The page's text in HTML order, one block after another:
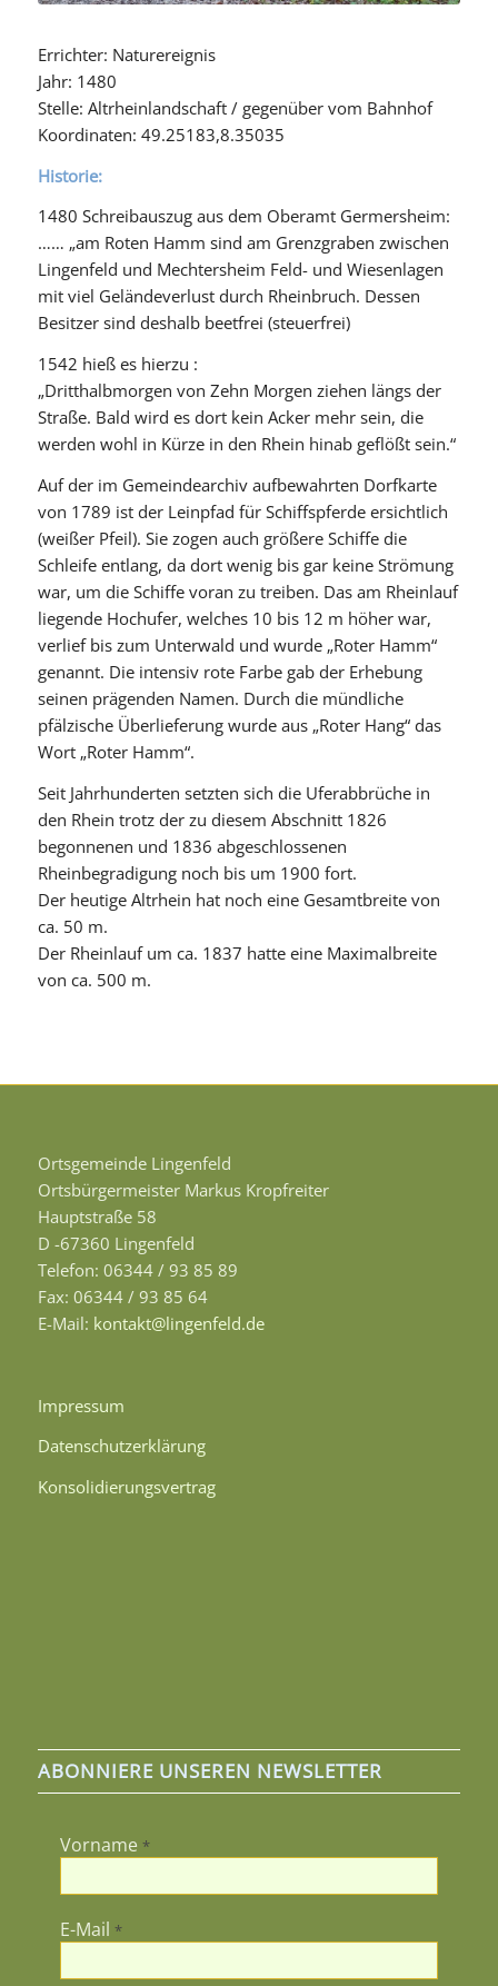
Errichter: Naturereignis
Jahr: 1480
Stelle: Altrheinlandschaft / gegenüber vom Bahnhof
Koordinaten: 49.25183,8.35035
Historie:
1480 Schreibauszug aus dem Oberamt Germersheim:
…… „am Roten Hamm sind am Grenzgraben zwischen
Lingenfeld und Mechtersheim Feld- und Wiesenlagen
mit viel Geländeverlust durch Rheinbruch. Dessen
Besitzer sind deshalb beetfrei (steuerfrei)
1542 hieß es hierzu :
„Dritthalbmorgen von Zehn Morgen ziehen längs der
Straße. Bald wird es dort kein Acker mehr sein, die
werden wohl in Kürze in den Rhein hinab geflößt sein.“
Auf der im Gemeindearchiv aufbewahrten Dorfkarte
von 1789 ist der Leinpfad für Schiffspferde ersichtlich
(weißer Pfeil). Sie zogen auch größere Schiffe die
Schleife entlang, da dort wenig bis gar keine Strömung
war, um die Schiffe voran zu treiben. Das am Rheinlauf
liegende Hochufer, welches 10 bis 12 m höher war,
verlief bis zum Unterwald und wurde „Roter Hamm“
genannt. Die intensiv rote Farbe gab der Erhebung
seinen prägenden Namen. Durch die mündliche
pfälzische Überlieferung wurde aus „Roter Hang“ das
Wort „Roter Hamm“.
Seit Jahrhunderten setzten sich die Uferabbrüche in
den Rhein trotz der zu diesem Abschnitt 1826
begonnenen und 1836 abgeschlossenen
Rheinbegradigung noch bis um 1900 fort.
Der heutige Altrhein hat noch eine Gesamtbreite von
ca. 50 m.
Der Rheinlauf um ca. 1837 hatte eine Maximalbreite
von ca. 500 m.
Ortsgemeinde Lingenfeld
Ortsbürgermeister Markus Kropfreiter
Hauptstraße 58
D -67360 Lingenfeld
Telefon: 06344 / 93 85 89
Fax: 06344 / 93 85 64
E-Mail: kontakt@lingenfeld.de
Impressum
Datenschutzerklärung
Konsolidierungsvertrag
ABONNIERE UNSEREN NEWSLETTER
Vorname *
E-Mail *